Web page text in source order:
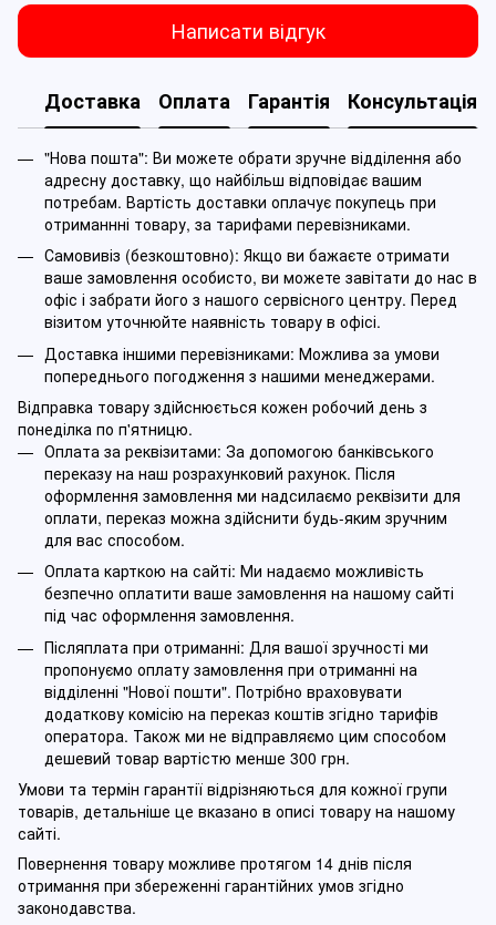
Написати відгук
Доставка Оплата Гарантія Консультація
"Нова пошта": Ви можете обрати зручне відділення або
адресну доставку, що найбільш відповідає вашим
потребам. Вартість доставки оплачує покупець при
отриманнні товару, за тарифами перевізниками.
Самовивіз (безкоштовно): Якщо ви бажаєте отримати
ваше замовлення особисто, ви можете завітати до нас в
офіс і забрати його з нашого сервісного центру. Перед
візитом уточнюйте наявність товару в офісі.
Доставка іншими перевізниками: Можлива за умови
попереднього погодження з нашими менеджерами.
Відправка товару здійснюється кожен робочий день з
понеділка по п'ятницю.
Оплата за реквізитами: За допомогою банківського
переказу на наш розрахунковий рахунок. Після
оформлення замовлення ми надсилаємо реквізити для
оплати, переказ можна здійснити будь-яким зручним
для вас способом.
Оплата карткою на сайті: Ми надаємо можливість
безпечно оплатити ваше замовлення на нашому сайті
під час оформлення замовлення.
Післяплата при отриманні: Для вашої зручності ми
пропонуємо оплату замовлення при отриманні на
відділенні "Нової пошти". Потрібно враховувати
додаткову комісію на переказ коштів згідно тарифів
оператора. Також ми не відправляємо цим способом
дешевий товар вартістю менше 300 грн.
Умови та термін гарантії відрізняються для кожної групи
товарів, детальніше це вказано в описі товару на нашому
сайті.
Повернення товару можливе протягом 14 днів після
отримання при збереженні гарантійних умов згідно
законодавства.